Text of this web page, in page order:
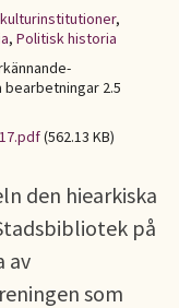
,
, Politisk historia
2.5
(562.13 KB)
den hiearkiska
på
av
som